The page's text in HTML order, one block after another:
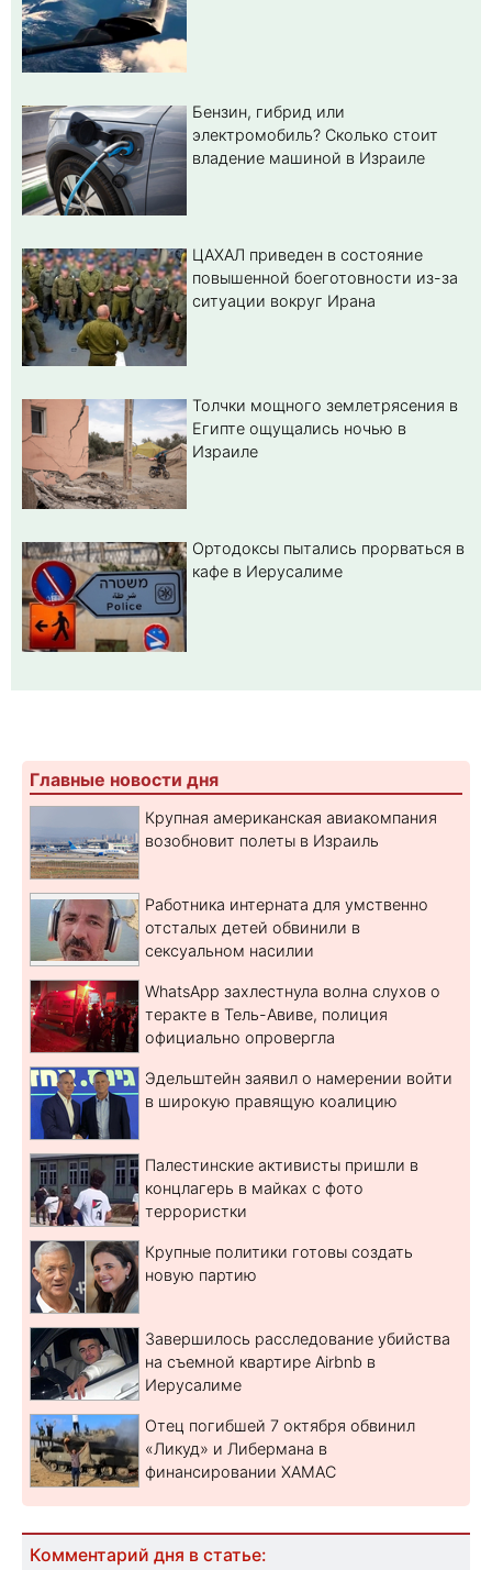
Бензин, гибрид или
электромобиль? Cколько стоит
владение машиной в Израиле
ЦАХАЛ приведен в состояние
повышенной боеготовности из-за
ситуации вокруг Ирана
Толчки мощного землетрясения в
Египте ощущались ночью в
Израиле
Ортодоксы пытались прорваться в
кафе в Иерусалиме
Главные новости дня
Крупная американская авиакомпания
возобновит полеты в Израиль
Работника интерната для умственно
отсталых детей обвинили в
сексуальном насилии
WhatsApp захлестнула волна слухов о
теракте в Тель-Авиве, полиция
официально опровергла
Эдельштейн заявил о намерении войти
в широкую правящую коалицию
Палестинские активисты пришли в
концлагерь в майках с фото
террористки
Крупные политики готовы создать
новую партию
Завершилось расследование убийства
на съемной квартире Airbnb в
Иерусалиме
Отец погибшей 7 октября обвинил
«Ликуд» и Либермана в
финансировании ХАМАС
Комментарий дня в статье: